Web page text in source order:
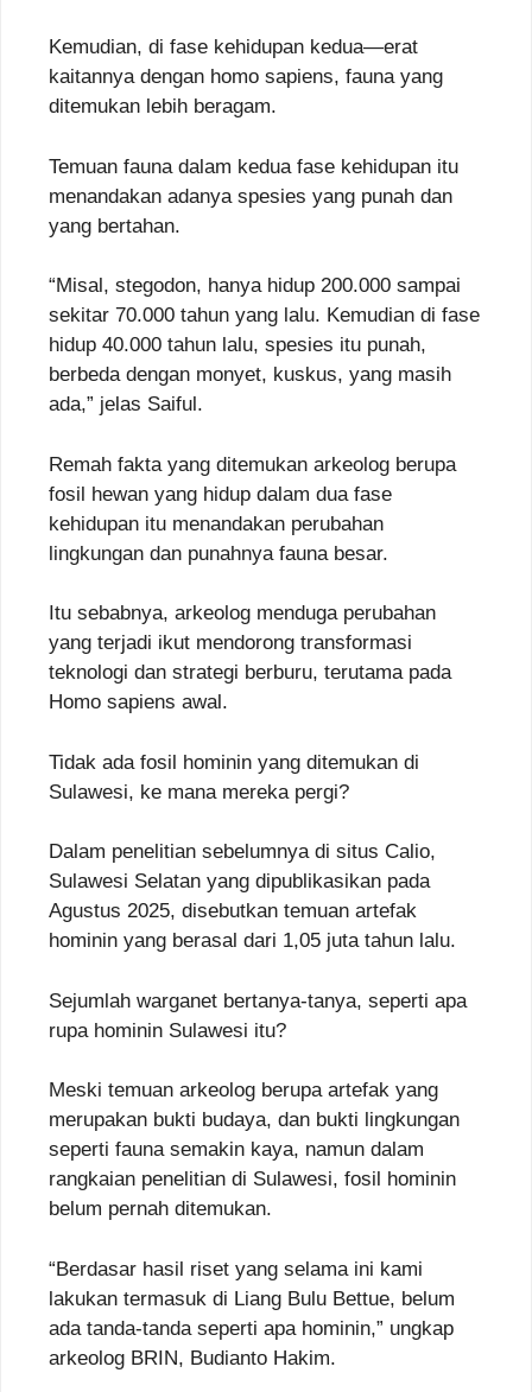
Kemudian, di fase kehidupan kedua—erat
kaitannya dengan homo sapiens, fauna yang
ditemukan lebih beragam.
Temuan fauna dalam kedua fase kehidupan itu
menandakan adanya spesies yang punah dan
yang bertahan.
“Misal, stegodon, hanya hidup 200.000 sampai
sekitar 70.000 tahun yang lalu. Kemudian di fase
hidup 40.000 tahun lalu, spesies itu punah,
berbeda dengan monyet, kuskus, yang masih
ada,” jelas Saiful.
Remah fakta yang ditemukan arkeolog berupa
fosil hewan yang hidup dalam dua fase
kehidupan itu menandakan perubahan
lingkungan dan punahnya fauna besar.
Itu sebabnya, arkeolog menduga perubahan
yang terjadi ikut mendorong transformasi
teknologi dan strategi berburu, terutama pada
Homo sapiens awal.
Tidak ada fosil hominin yang ditemukan di
Sulawesi, ke mana mereka pergi?
Dalam penelitian sebelumnya di situs Calio,
Sulawesi Selatan yang dipublikasikan pada
Agustus 2025, disebutkan temuan artefak
hominin yang berasal dari 1,05 juta tahun lalu.
Sejumlah warganet bertanya-tanya, seperti apa
rupa hominin Sulawesi itu?
Meski temuan arkeolog berupa artefak yang
merupakan bukti budaya, dan bukti lingkungan
seperti fauna semakin kaya, namun dalam
rangkaian penelitian di Sulawesi, fosil hominin
belum pernah ditemukan.
“Berdasar hasil riset yang selama ini kami
lakukan termasuk di Liang Bulu Bettue, belum
ada tanda-tanda seperti apa hominin,” ungkap
arkeolog BRIN, Budianto Hakim.